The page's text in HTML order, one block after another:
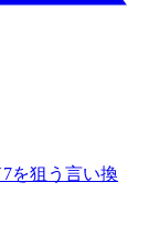
を狙う言い換